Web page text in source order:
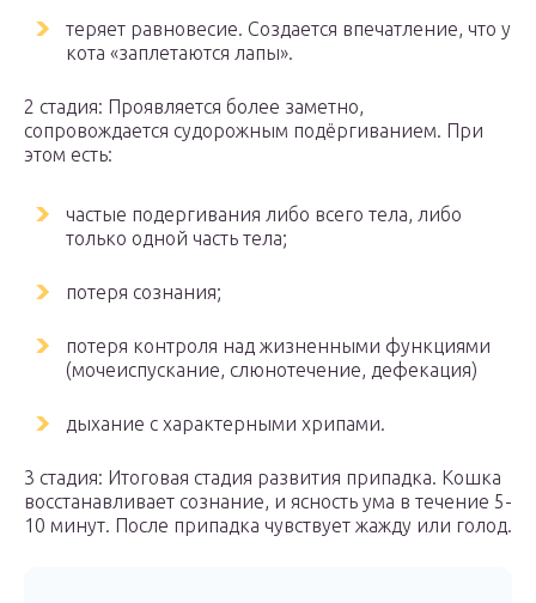
теряет равновесие. Создается впечатление, что у
кота «заплетаются лапы».
2 стадия: Проявляется более заметно,
сопровождается судорожным подёргиванием. При
этом есть:
частые подергивания либо всего тела, либо
только одной часть тела;
потеря сознания;
потеря контроля над жизненными функциями
(мочеиспускание, слюнотечение, дефекация)
дыхание с характерными хрипами.
3 стадия: Итоговая стадия развития припадка. Кошка
восстанавливает сознание, и ясность ума в течение 5-
10 минут. После припадка чувствует жажду или голод.